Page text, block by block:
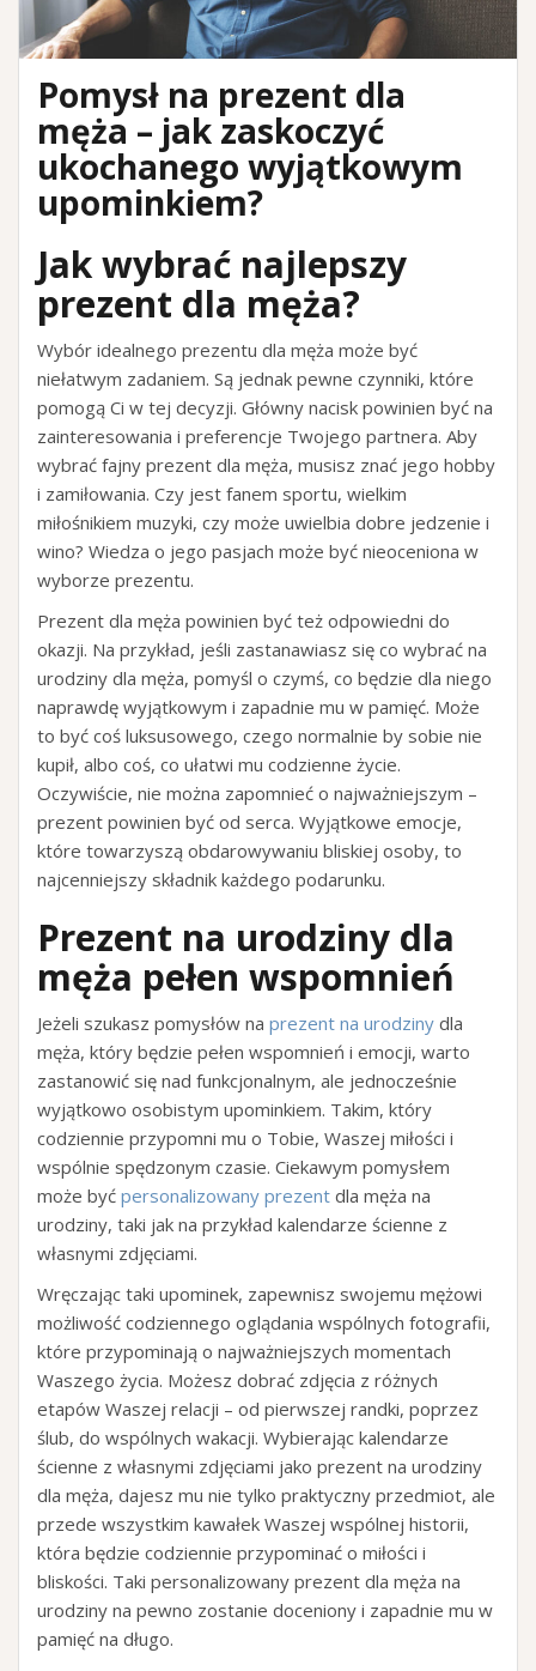
Pomysł na prezent dla
męża – jak zaskoczyć
ukochanego wyjątkowym
upominkiem?
Jak wybrać najlepszy
prezent dla męża?
Wybór idealnego prezentu dla męża może być
niełatwym zadaniem. Są jednak pewne czynniki, które
pomogą Ci w tej decyzji. Główny nacisk powinien być na
zainteresowania i preferencje Twojego partnera. Aby
wybrać fajny prezent dla męża, musisz znać jego hobby
i zamiłowania. Czy jest fanem sportu, wielkim
miłośnikiem muzyki, czy może uwielbia dobre jedzenie i
wino? Wiedza o jego pasjach może być nieoceniona w
wyborze prezentu.
Prezent dla męża powinien być też odpowiedni do
okazji. Na przykład, jeśli zastanawiasz się co wybrać na
urodziny dla męża, pomyśl o czymś, co będzie dla niego
naprawdę wyjątkowym i zapadnie mu w pamięć. Może
to być coś luksusowego, czego normalnie by sobie nie
kupił, albo coś, co ułatwi mu codzienne życie.
Oczywiście, nie można zapomnieć o najważniejszym –
prezent powinien być od serca. Wyjątkowe emocje,
które towarzyszą obdarowywaniu bliskiej osoby, to
najcenniejszy składnik każdego podarunku.
Prezent na urodziny dla
męża pełen wspomnień
Jeżeli szukasz pomysłów na prezent na urodziny dla
męża, który będzie pełen wspomnień i emocji, warto
zastanowić się nad funkcjonalnym, ale jednocześnie
wyjątkowo osobistym upominkiem. Takim, który
codziennie przypomni mu o Tobie, Waszej miłości i
wspólnie spędzonym czasie. Ciekawym pomysłem
może być personalizowany prezent dla męża na
urodziny, taki jak na przykład kalendarze ścienne z
własnymi zdjęciami.
Wręczając taki upominek, zapewnisz swojemu mężowi
możliwość codziennego oglądania wspólnych fotografii,
które przypominają o najważniejszych momentach
Waszego życia. Możesz dobrać zdjęcia z różnych
etapów Waszej relacji – od pierwszej randki, poprzez
ślub, do wspólnych wakacji. Wybierając kalendarze
ścienne z własnymi zdjęciami jako prezent na urodziny
dla męża, dajesz mu nie tylko praktyczny przedmiot, ale
przede wszystkim kawałek Waszej wspólnej historii,
która będzie codziennie przypominać o miłości i
bliskości. Taki personalizowany prezent dla męża na
urodziny na pewno zostanie doceniony i zapadnie mu w
pamięć na długo.